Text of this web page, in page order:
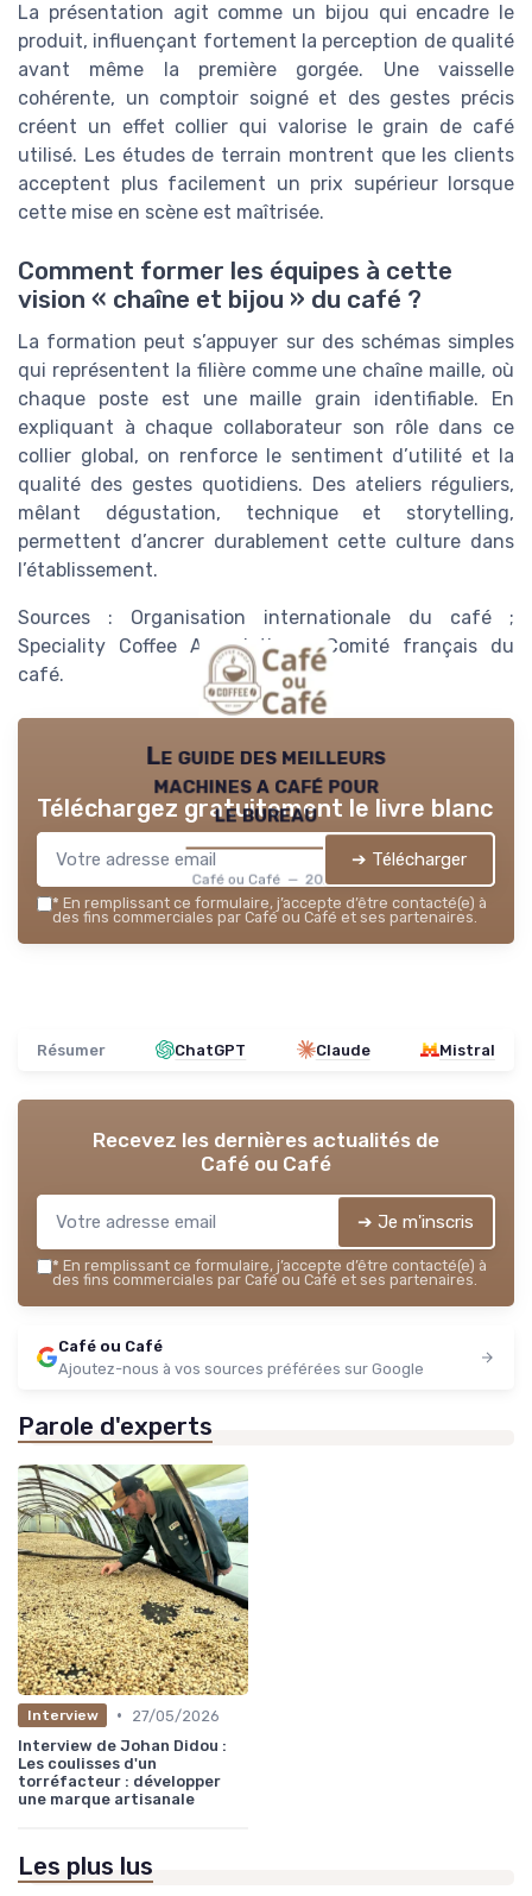
La présentation agit comme un bijou qui encadre le
produit, influençant fortement la perception de qualité
avant même la première gorgée. Une vaisselle
cohérente, un comptoir soigné et des gestes précis
créent un effet collier qui valorise le grain de café
utilisé. Les études de terrain montrent que les clients
acceptent plus facilement un prix supérieur lorsque
cette mise en scène est maîtrisée.
Comment former les équipes à cette
vision « chaîne et bijou » du café ?
La formation peut s’appuyer sur des schémas simples
qui représentent la filière comme une chaîne maille, où
chaque poste est une maille grain identifiable. En
expliquant à chaque collaborateur son rôle dans ce
collier global, on renforce le sentiment d’utilité et la
qualité des gestes quotidiens. Des ateliers réguliers,
mêlant dégustation, technique et storytelling,
permettent d’ancrer durablement cette culture dans
l’établissement.
Sources : Organisation internationale du café ;
Speciality Coffee Association ; Comité français du
café.
Le guide des meilleurs
machines a café pour
le bureau
Café ou Café — 2026
Téléchargez gratuitement le livre blanc
➔ Télécharger
* En remplissant ce formulaire, j’accepte d’être contacté(e) à
des fins commerciales par Café ou Café et ses partenaires.
Résumer ChatGPT Claude Mistral
Recevez les dernières actualités de
Café ou Café
➔ Je m'inscris
* En remplissant ce formulaire, j’accepte d’être contacté(e) à
des fins commerciales par Café ou Café et ses partenaires.
Café ou Café
Ajoutez-nous à vos sources préférées sur Google
Parole d'experts
Interview •
27/05/2026
Interview de Johan Didou :
Les coulisses d'un
torréfacteur : développer
une marque artisanale
Les plus lus